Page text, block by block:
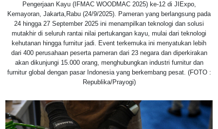
Pengerjaan Kayu (IFMAC WOODMAC 2025) ke-12 di JIExpo,
Kemayoran, Jakarta,Rabu (24/9/2025). Pameran yang berlangsung pada
24 hingga 27 September 2025 ini menampilkan teknologi dan solusi
mutakhir di seluruh rantai nilai pertukangan kayu, mulai dari teknologi
kehutanan hingga furnitur jadi. Event terkemuka ini menyatukan lebih
dari 400 perusahaan peserta pameran dari 23 negara dan diperkirakan
akan dikunjungi 15.000 orang, menghubungkan industri furnitur dan
furnitur global dengan pasar Indonesia yang berkembang pesat. (FOTO :
Republika/Prayogi)